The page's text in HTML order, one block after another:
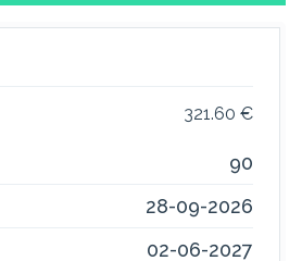
321.60 €
90
28-09-2026
02-06-2027